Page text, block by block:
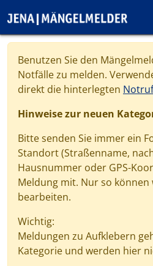
Benutzen Sie den
Notfälle zu melden.
direkt die hinterlegten
Hinweise zur neuen
Bitte senden Sie immer ein
Standort (Straßenname,
Hausnummer oder GPS-
Meldung mit. Nur so können
bearbeiten.
Wichtig:
Meldungen zu Aufklebern
Kategorie und werden hier